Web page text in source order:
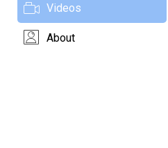
Videos
About